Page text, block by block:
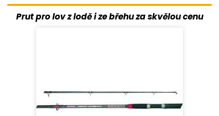
Prut pro lov z lodě i ze břehu za skvělou cenu